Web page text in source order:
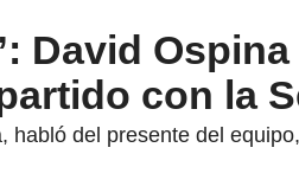
David
con la
del presente del